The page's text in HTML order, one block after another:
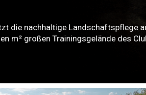
die nachhaltige Landschaftspflege
m² großen Trainingsgelände des